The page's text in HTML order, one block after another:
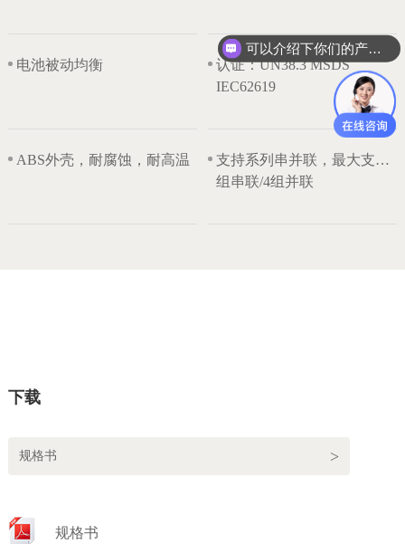
电池被动均衡
认证：UN38.3 MSDS
IEC62619
ABS外壳，耐腐蚀，耐高温
支持系列串并联，最大支持4
组串联/4组并联
下载
规格书
规格书
可以介绍下你们的产品么？